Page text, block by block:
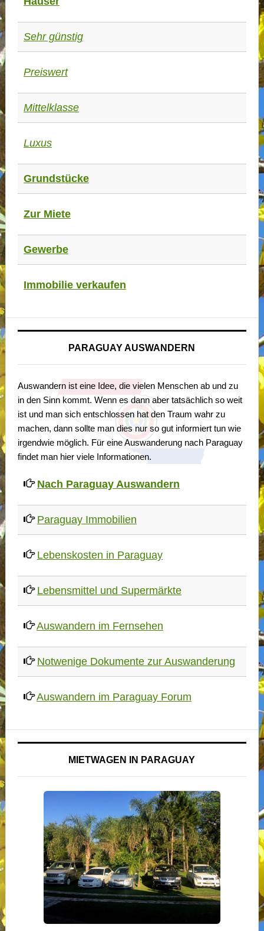
Sehr günstig
Preiswert
Mittelklasse
Luxus
Grundstücke
Zur Miete
Gewerbe
Immobilie verkaufen
PARAGUAY AUSWANDERN
Auswandern ist eine Idee, die vielen Menschen ab und zu
in den Sinn kommt. Wenn es dann aber tatsächlich so weit
ist und man sich entschlossen hat den Traum wahr zu
machen, dann sollte man dies nur so gut informiert tun wie
irgendwie möglich. Für eine Auswanderung nach Paraguay
findet man hier viele Informationen.
Nach Paraguay Auswandern
Paraguay Immobilien
Lebenskosten in Paraguay
Lebensmittel und Supermärkte
Auswandern im Fernsehen
Notwenige Dokumente zur Auswanderung
Auswandern im Paraguay Forum
MIETWAGEN IN PARAGUAY